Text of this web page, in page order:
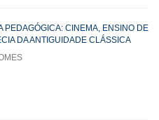
PEDAGÓGICA: CINEMA, ENSINO DE
DA ANTIGUIDADE CLÁSSICA